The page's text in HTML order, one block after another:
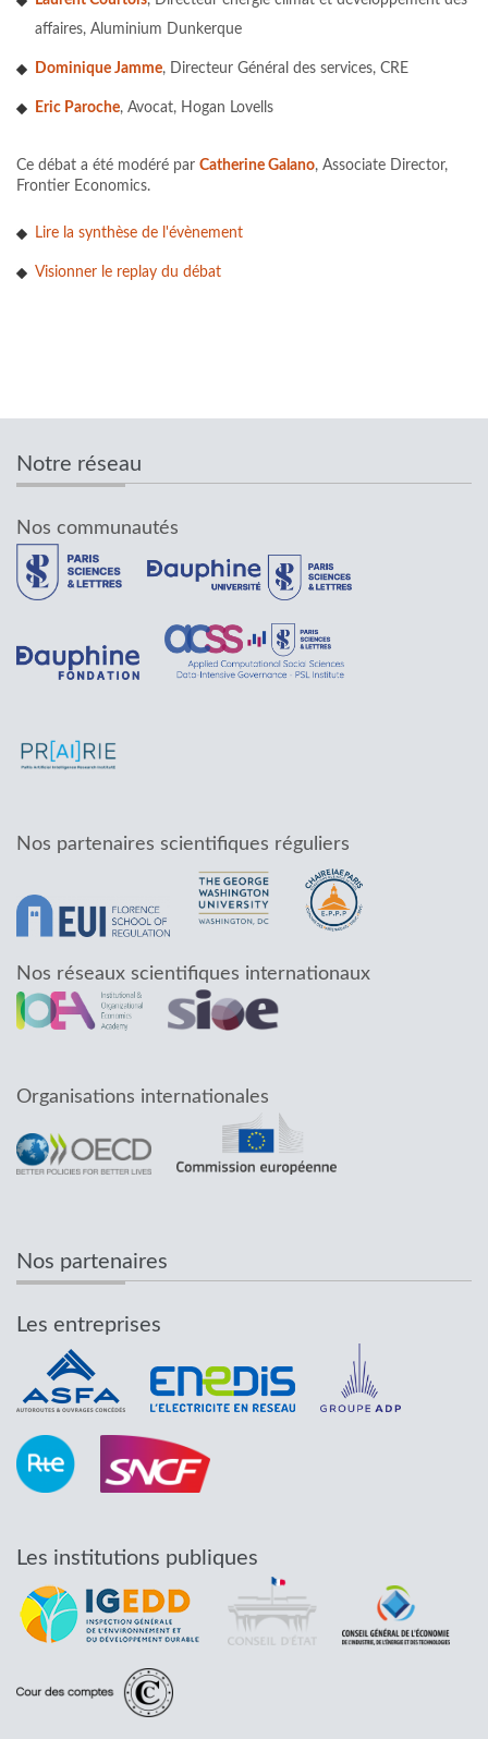
affaires, Aluminium Dunkerque
Dominique Jamme, Directeur Général des services, CRE
Eric Paroche, Avocat, Hogan Lovells
Ce débat a été modéré par Catherine Galano, Associate Director,
Frontier Economics.
Lire la synthèse de l'évènement
Visionner le replay du débat
Notre réseau
Nos communautés
Nos partenaires scientifiques réguliers
Nos réseaux scientifiques internationaux
Organisations internationales
Nos partenaires
Les entreprises
Les institutions publiques